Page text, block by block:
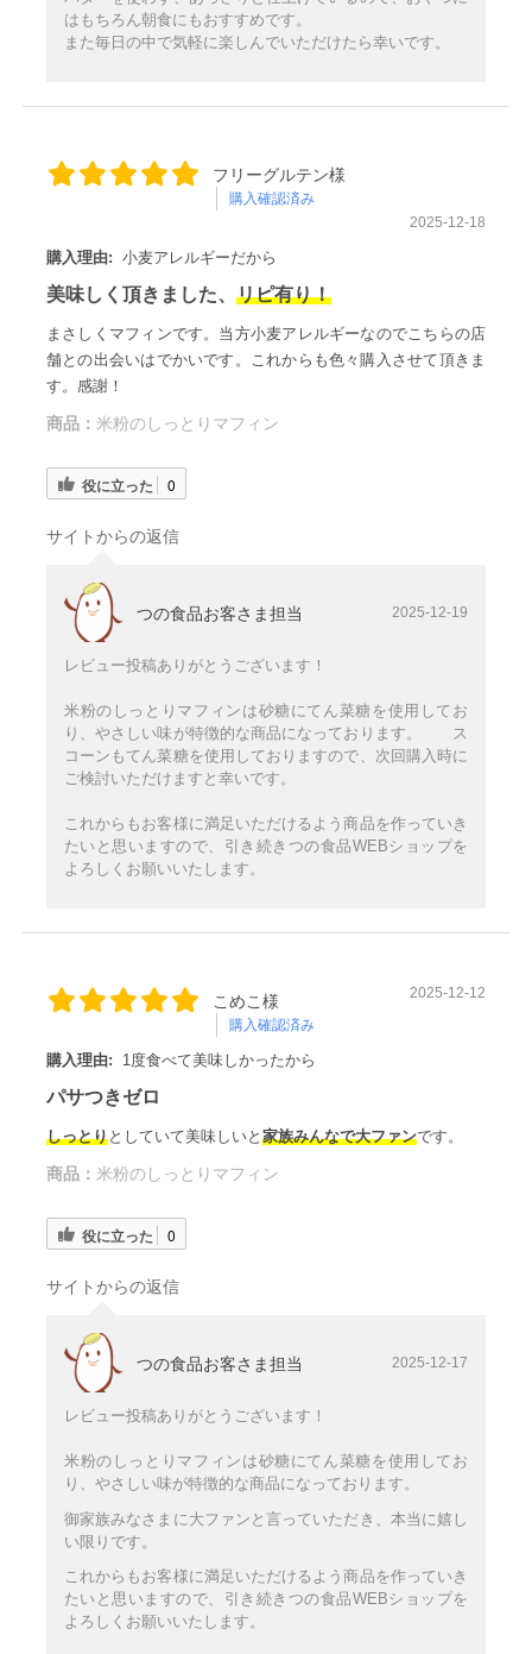
はもちろん朝食にもおすすめです。
また毎日の中で気軽に楽しんでいただけたら幸いです。
フリーグルテン様
購入確認済み
2025-12-18
購入理由: 小麦アレルギーだから
美味しく頂きました、 リピ有り！
まさしくマフィンです。当方小麦アレルギーなのでこちらの店
舗との出会いはでかいです。これからも色々購入させて頂きま
す。感謝！
商品： 米粉のしっとりマフィン
役に立った 0
サイトからの返信
つの食品お客さま担当 2025-12-19
レビュー投稿ありがとうございます！
米粉のしっとりマフィンは砂糖にてん菜糖を使用してお
り、やさしい味が特徴的な商品になっております。 ス
コーンもてん菜糖を使用しておりますので、次回購入時に
ご検討いただけますと幸いです。
これからもお客様に満足いただけるよう商品を作っていき
たいと思いますので、引き続きつの食品WEBショップを
よろしくお願いいたします。
こめこ様
購入確認済み
2025-12-12
購入理由: 1度食べて美味しかったから
パサつきゼロ
しっとりとしていて美味しいと 家族みんなで大ファンです。
商品： 米粉のしっとりマフィン
役に立った 0
サイトからの返信
つの食品お客さま担当 2025-12-17
レビュー投稿ありがとうございます！
米粉のしっとりマフィンは砂糖にてん菜糖を使用してお
り、やさしい味が特徴的な商品になっております。
御家族みなさまに大ファンと言っていただき、本当に嬉し
い限りです。
これからもお客様に満足いただけるよう商品を作っていき
たいと思いますので、引き続きつの食品WEBショップを
よろしくお願いいたします。